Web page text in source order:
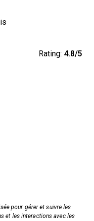
Rating: 4.8/5
pour gérer et suivre les
et les interactions avec les